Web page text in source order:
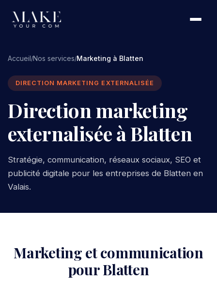
Accueil/Nos services/Marketing à Blatten
DIRECTION MARKETING EXTERNALISÉE
Direction marketing
externalisée à Blatten
Stratégie, communication, réseaux sociaux, SEO et
publicité digitale pour les entreprises de Blatten en
Valais.
Marketing et communication
pour Blatten